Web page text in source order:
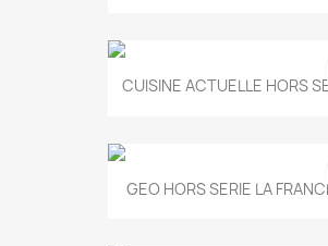
CUISINE ACTUELLE HORS
GEO HORS SERIE LA